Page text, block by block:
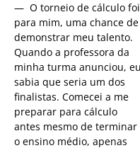
— O torneio de cálculo
para mim, uma chance de
demonstrar meu talento.
Quando a professora da
minha turma anunciou, eu
sabia que seria um dos
finalistas. Comecei a me
preparar para cálculo
antes mesmo de terminar
o ensino médio, apenas